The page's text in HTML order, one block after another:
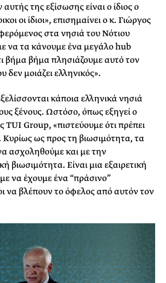
της εξίσωσης είναι ο ίδιος ο
οι ίδιοι», επισημαίνει ο κ. Γιώργος
στα νησιά του Νότιου
να τα κάνουμε ένα μεγάλο hub
βήμα βήμα πλησιάζουμε αυτό τον
μοιάζει ελληνικός».
κάποια ελληνικά νησιά
ξένους. Ωστόσο, όπως εξηγεί ο
Group, «πιστεύουμε ότι πρέπει
Κυρίως ως προς τη βιωσιμότητα, τα
ασχοληθούμε και με την
βιωσιμότητα. Είναι μια εξαιρετική
να έχουμε ένα “πράσινο”
να βλέπουν το όφελος από αυτόν τον